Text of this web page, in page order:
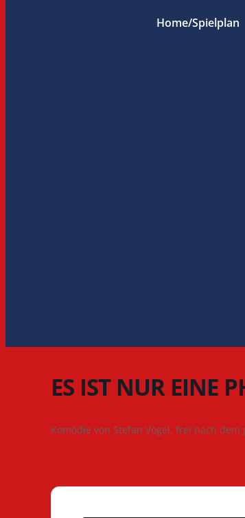
Home/Spielplan
ES IST NUR EINE
Komödie von Stefan Vögel, frei nach